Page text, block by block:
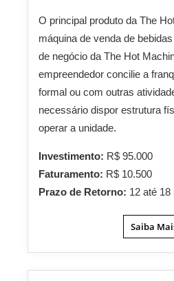
O principal produto da The
máquina de venda de
de negócio da The Hot
empreendedor concilie a
formal ou com outras
necessário dispor estrutura
operar a unidade.
Investimento: R$ 95.000
Faturamento: R$ 10.500
Prazo de Retorno: 12 até 18
Saiba